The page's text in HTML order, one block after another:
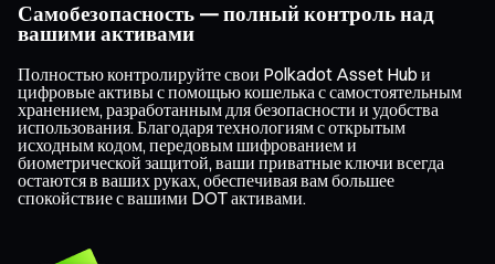
Самобезопасность — полный контроль над
вашими активами
Полностью контролируйте свои Polkadot Asset Hub и
цифровые активы с помощью кошелька с самостоятельным
хранением, разработанным для безопасности и удобства
использования. Благодаря технологиям с открытым
исходным кодом, передовым шифрованием и
биометрической защитой, ваши приватные ключи всегда
остаются в ваших руках, обеспечивая вам большее
спокойствие с вашими DOT активами.